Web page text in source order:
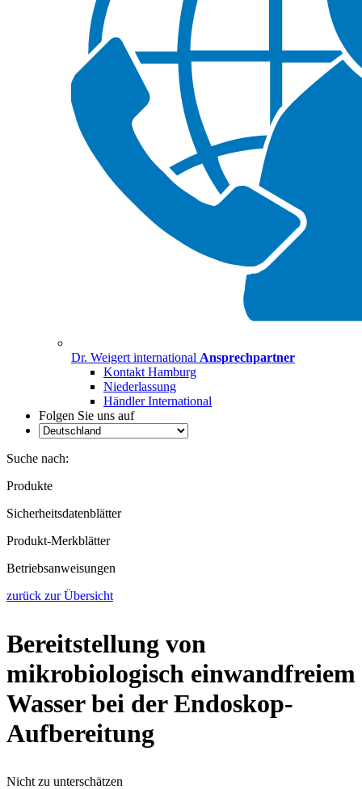
Dr. Weigert international Ansprechpartner
Kontakt Hamburg
Niederlassung
Händler International
Folgen Sie uns auf
Suche nach:
Produkte
Sicherheitsdatenblätter
Produkt-Merkblätter
Betriebsanweisungen
zurück zur Übersicht
Bereitstellung von
mikrobiologisch einwandfreiem
Wasser bei der Endoskop-
Aufbereitung
Nicht zu unterschätzen